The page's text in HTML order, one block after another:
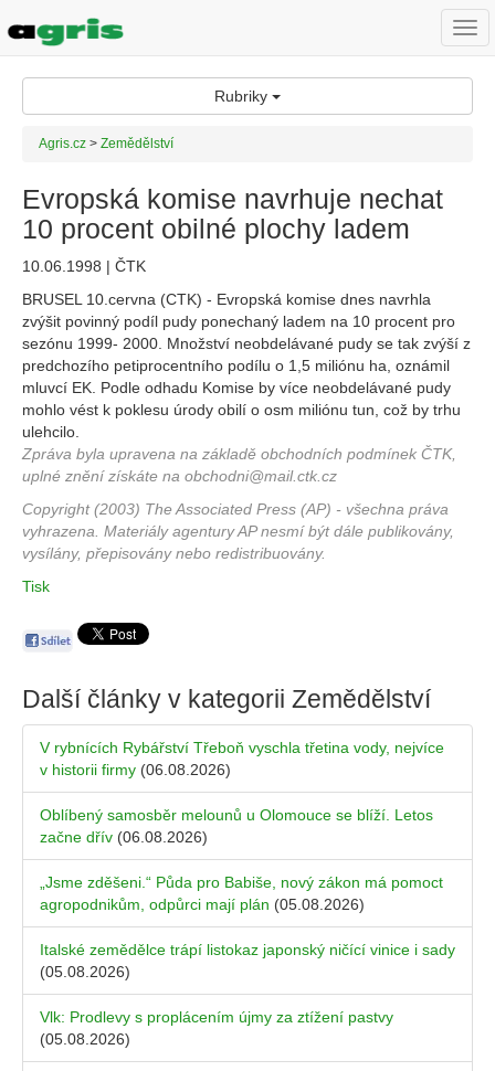
Rubriky
Agris.cz > Zemědělství
Evropská komise navrhuje nechat
10 procent obilné plochy ladem
10.06.1998 | ČTK
BRUSEL 10.cervna (CTK) - Evropská komise dnes navrhla
zvýšit povinný podíl pudy ponechaný ladem na 10 procent pro
sezónu 1999- 2000. Množství neobdelávané pudy se tak zvýší z
predchozího petiprocentního podílu o 1,5 miliónu ha, oznámil
mluvcí EK. Podle odhadu Komise by více neobdelávané pudy
mohlo vést k poklesu úrody obilí o osm miliónu tun, což by trhu
ulehcilo.
Zpráva byla upravena na základě obchodních podmínek ČTK,
uplné znění získáte na obchodni@mail.ctk.cz
Copyright (2003) The Associated Press (AP) - všechna práva
vyhrazena. Materiály agentury AP nesmí být dále publikovány,
vysílány, přepisovány nebo redistribuovány.
Tisk
Další články v kategorii Zemědělství
V rybnících Rybářství Třeboň vyschla třetina vody, nejvíce
v historii firmy (06.08.2026)
Oblíbený samosběr melounů u Olomouce se blíží. Letos
začne dřív (06.08.2026)
„Jsme zděšeni.“ Půda pro Babiše, nový zákon má pomoct
agropodnikům, odpůrci mají plán (05.08.2026)
Italské zemědělce trápí listokaz japonský ničící vinice i sady
(05.08.2026)
Vlk: Prodlevy s proplácením újmy za ztížení pastvy
(05.08.2026)